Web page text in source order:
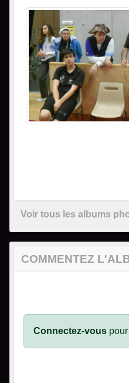
Voir tous les albums
COMMENTEZ
Connectez-vous